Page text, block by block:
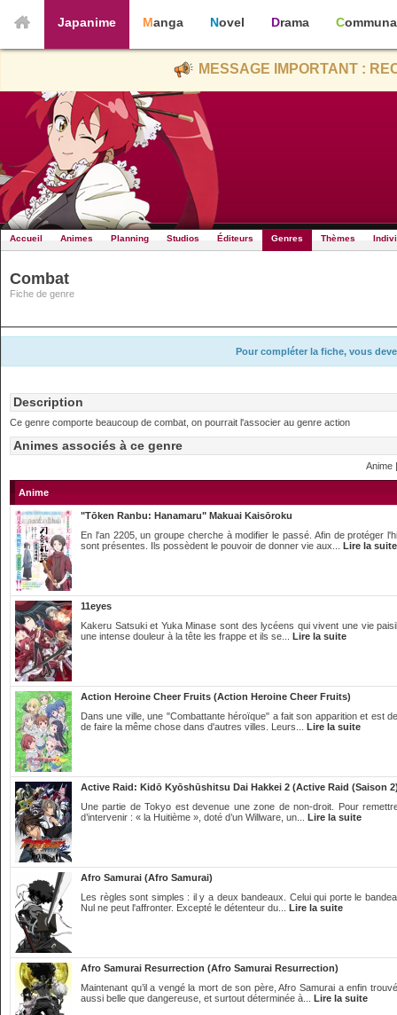
Japanime Manga Novel Drama
MESSAGE IMPORTANT :
Accueil Animes Planning Studios Éditeurs Genres Thèmes
Combat
Fiche de genre
Pour compléter la fiche, vous
Description
Ce genre comporte beaucoup de combat, on pourrait l'associer au genre action
Animes associés à ce genre
Anime
Anime
"Tōken Ranbu: Hanamaru" Makuai Kaisōroku
En l'an 2205, un groupe cherche à modifier le passé. Afin de protéger
sont présentes. Ils possèdent le pouvoir de donner vie aux... Lire la suite
11eyes
Kakeru Satsuki et Yuka Minase sont des lycéens qui vivent une vie
une intense douleur à la tête les frappe et ils se... Lire la suite
Action Heroine Cheer Fruits (Action Heroine Cheer Fruits)
Dans une ville, une "Combattante héroïque" a fait son apparition et est
de faire la même chose dans d'autres villes. Leurs... Lire la suite
Active Raid: Kidō Kyōshūshitsu Dai Hakkei 2 (Active Raid (Saison
Une partie de Tokyo est devenue une zone de non-droit. Pour
d’intervenir : « la Huitième », doté d’un Willware, un... Lire la suite
Afro Samurai (Afro Samurai)
Les règles sont simples : il y a deux bandeaux. Celui qui porte le
Nul ne peut l'affronter. Excepté le détenteur du... Lire la suite
Afro Samurai Resurrection (Afro Samurai Resurrection)
Maintenant qu’il a vengé la mort de son père, Afro Samurai a enfin
aussi belle que dangereuse, et surtout déterminée à... Lire la suite